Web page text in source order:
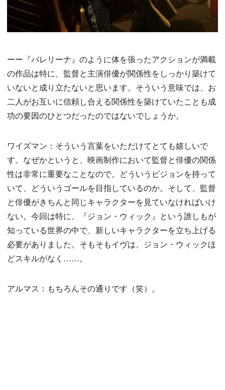
ーー『バレリーナ』のように体を張ったアクションが満載
の作品は特に、監督と主演俳優が関係性をしっかり築けて
いないと成り立たないと思います。そういう意味では、お
二人がお互いに信頼し合える関係性を築けていたことも成
功の要因のひとつだったのではないでしょうか。
ワイズマン：そういう言葉をいただけてとても嬉しいで
す。なぜかというと、映画制作において監督と俳優の関係
性は非常に重要なことなので。どういうビジョンを持って
いて、どういうゴールを目指しているのか。そして、監督
と俳優がきちんと同じキャラクターを見ていなければいけ
ない。今回は特に、『ジョン・ウィック』という誰しもが
知っている世界の中で、新しいキャラクターを立ち上げる
必要がありました。そもそもイヴは、ジョン・ウィックほ
どスキルがなく……。
アルマス：もちろんその通りです（笑）。